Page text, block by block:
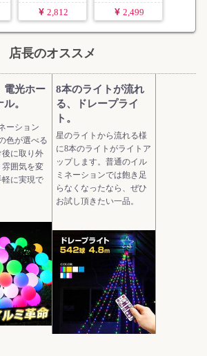
2,812 2,499
店長のオススメ
電光ホー
。
ーション
色が選べる
に取り外
雰囲気を変
軽に実現で
8本のライトが流れ
る、ドレープライ
ト。
星のライトから流れる様
に8本のライトがライトア
ップします。普通のイル
ミネーションでは飽き足
らなくなったなら、ぜひ
お試し頂きたい一品。